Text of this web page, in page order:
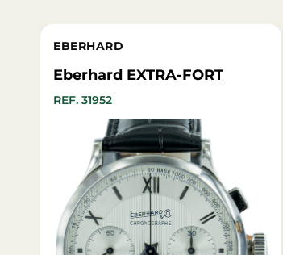
EBERHARD
Eberhard EXTRA-FORT
REF. 31952